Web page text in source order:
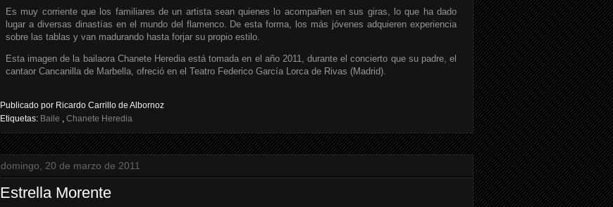
Es muy corriente que los familiares de un artista sean quienes lo acompañen en sus giras, lo que ha dado
lugar a diversas dinastías en el mundo del flamenco. De esta forma, los más jóvenes adquieren experiencia
sobre las tablas y van madurando hasta forjar su propio estilo.
Esta imagen de la bailaora Chanete Heredia está tomada en el año 2011, durante el concierto que su padre, el
cantaor Cancanilla de Marbella, ofreció en el Teatro Federico García Lorca de Rivas (Madrid).
Publicado por Ricardo Carrillo de Albornoz
Etiquetas: Baile , Chanete Heredia
domingo, 20 de marzo de 2011
Estrella Morente